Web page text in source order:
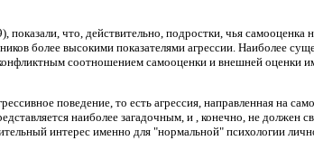
что, действительно, подростки, чья самооценка
более высокими показателями агрессии. Наиболее
соотношением самооценки и внешней оценки
поведение, то есть агрессия, направленная на
наиболее загадочным, и , конечно, не должен
интерес именно для "нормальной" психологии